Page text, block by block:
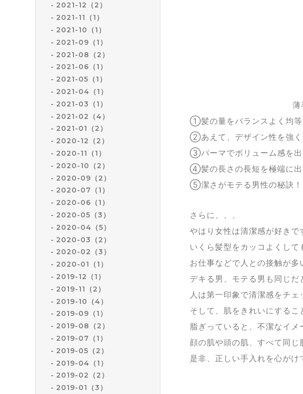
2021-12（2）
2021-11（1）
2021-10（1）
2021-09（1）
2021-08（2）
2021-06（1）
2021-05（1）
2021-04（1）
2021-03（1）
2021-02（4）
2021-01（2）
2020-12（2）
2020-11（1）
2020-10（2）
2020-09（2）
2020-07（1）
2020-06（1）
2020-05（3）
2020-04（5）
2020-03（2）
2020-02（3）
2020-01（1）
2019-12（1）
2019-11（2）
2019-10（4）
2019-09（1）
2019-08（2）
2019-07（1）
2019-05（2）
2019-04（1）
2019-02（2）
2019-01（3）
薄
①髪の量をバランスよく均等
②あえて、デザイン性を強く
③パーマでボリューム感を出
④髪の長さの長短を極端に出
⑤潔さがモテる男性の秘訣！
さらに、、、
やはり女性は清潔感が好きで
いくら髪型をカッコよくして
お仕事などで人との接触が多
デキる男、モテる男も同じだ
人は第一印象で清潔感をチェ
そして、肌をきれいにするこ
脂ぎっていると、不潔なイメ
顔の肌や頭の肌、すべて同じ
是非、正しい手入れを心がけ